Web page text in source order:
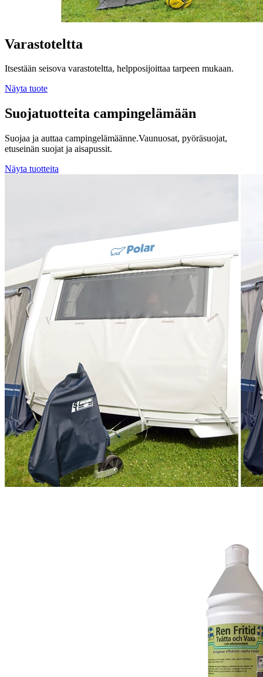
Varastoteltta
Itsestään seisova varastoteltta, helpposijoittaa tarpeen mukaan.
Näyta tuote
Suojatuotteita campingelämään
Suojaa ja auttaa campingelämäänne.Vaunuosat, pyöräsuojat,
etuseinän suojat ja aisapussit.
Näyta tuotteita